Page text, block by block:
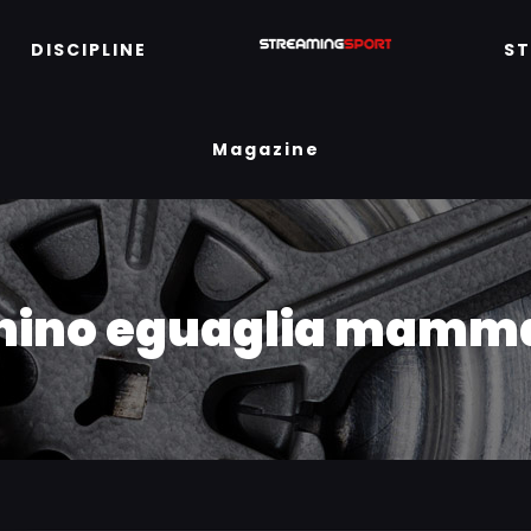
DISCIPLINE
Magazine
eguaglia